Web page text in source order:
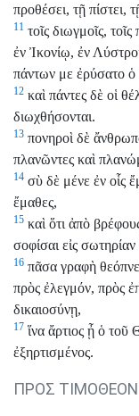
προθέσει, τῇ πίστει,
11 τοῖς διωγμοῖς,
ἐν Ἰκονίῳ, ἐν
πάντων με ἐρύσατο ὁ
12 καὶ πάντες δὲ οἱ
διωχθήσονται.
13 πονηροὶ δὲ
πλανῶντες καὶ
14 σὺ δὲ μένε ἐν οἷς
ἔμαθες,
15 καὶ ὅτι ἀπὸ
σοφίσαι εἰς
16 πᾶσα γραφὴ
πρὸς ἐλεγμόν, πρὸς
δικαιοσύνῃ,
17 ἵνα ἄρτιος ᾖ ὁ
ἐξηρτισμένος.
ΠΡΟΣ ΤΙΜΟΘΕΟΝ